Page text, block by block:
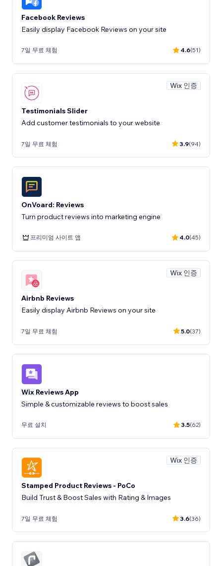
Facebook Reviews
Easily display Facebook Reviews on your site
7일 무료 체험 4.6(51)
Wix 인증
Testimonials Slider
Add customer testimonials to your website
7일 무료 체험 3.9(94)
OnVoard: Reviews
Turn product reviews into marketing engine
프리미엄 사이트 앱 4.0(45)
Wix 인증
Airbnb Reviews
Easily display Airbnb Reviews on your site
7일 무료 체험 5.0(37)
Wix Reviews App
무료 설치 3.5(62)
Wix 인증
Stamped Product Reviews - PoCo
Build Trust & Boost Sales with Rating & Images
7일 무료 체험 3.6(36)